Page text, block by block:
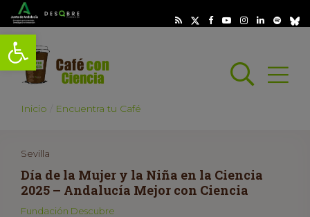
Abrir barra de herramientas
Abrir
Inicio Encuentra tu Café
Sevilla
Día de la Mujer y la Niña en la Ciencia
2025 – Andalucía Mejor con Ciencia
Fundación Descubre